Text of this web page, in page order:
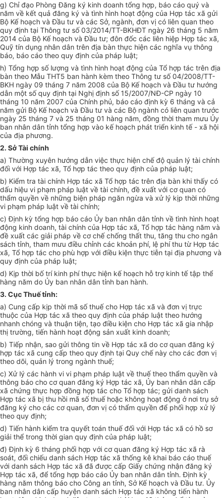
g) Chỉ đạo Phòng Đăng ký kinh doanh tổng hợp, báo cáo quý và
năm về kết quả đăng ký và tình hình hoạt động của Hợp tác xã gửi
Bộ Kế hoạch và Đầu tư và các Sở, ngành, đơn vị có liên quan theo
quy định tại Thông tư số03/2014/TT-BKHĐT ngày 26 tháng 5 năm
2014 của Bộ Kế hoạch và Đầu tư; đôn đốc các liên hiệp Hợp tác xã,
Quỹ tín dụng nhân dân trên địa bàn thực hiện các nghĩa vụ thông
báo, báo cáo theo quy định của pháp luật;
h) Tổng hợp số lượng và tình hình hoạt động của Tổ hợp tác trên địa
bàn theo Mẫu THT5 ban hành kèm theo Thông tư số04/2008/TT-
BKH ngày 09 tháng 7 năm 2008 của Bộ Kế hoạch và Đầu tư hướng
dẫn một sốquy định tại Nghị định số15/2007/NĐ-CP ngày 10
tháng 10 năm 2007 của Chính phủ, báo cáo định kỳ 6 tháng và cả
năm gửi Bộ Kế hoạch và Đầu tư và các Bộ ngành có liên quan trước
ngày 25 tháng 7 và 25 tháng 01 hàng năm, đồng thời tham mưu Ủy
ban nhân dân tỉnh tổng hợp vào kế hoạch phát triển kinh tế - xã hội
của địa phương.
2. Sở Tài chính
a) Thường xuyên hướng dẫn việc thực hiện chếđộ quản lý tài chính
đối với Hợp tác xã, Tổ hợp tác theo quy định của pháp luật;
b) Kiểm tra tài chính Hợp tác xã Tổ hợp tác trên địa bàn khi thấy có
dấu hiệu vi phạm pháp luật về tài chính, đề xuất với cơquan có
thẩm quyền về những biện pháp ngăn ngừa và xử lý kịp thời những
vi phạm pháp luật về tài chính;
c)Định kỳ tổng hợp báo cáo Ủy ban nhân dân tỉnh về tình hình hoạt
động kinh doanh, tài chính của Hợp tác xã, Tổ hợp tác hàng năm và
đề xuất các giải pháp về cơchế chống thất thu, tăng thu cho ngân
sách tỉnh, tham mưu điều chỉnh các khoản phí, lệ phí thu từ Hợp tác
xã, Tổ hợp tác cho phù hợp với điều kiện thực tiễn tại địa phương và
quy định của pháp luật;
d) Kịp thời bốtrí kinh phí thực hiện kế hoạch hỗ trợ kinh tế tập thể
hàng năm do Ủy ban nhân dân tỉnh ban hành.
3. Cục Thuế tỉnh:
a) Cung cấp kịp thời mã sốthuếcho Hợp tác xã và đơn vị trực
thuộc của Hợp tác xã theo quy định của pháp luật theo hướng
nhanh chóng và thuận tiện, tạo điều kiện cho Hợp tác xã gia nhập
thị trường, tiến hành hoạt động sản xuất kinh doanh;
b) Tiếp nhận, sao gửi thông tin về Hợp tác xã do cơquan đăng ký
hợp tác xã cung cấp theo quy định tại Quy chếnày cho các đơn vị
theo dõi, quản lý trong ngành thuế;
c) Xử lý các hành vi vi phạm pháp luật về thuếtheo thẩm quyền và
thông báo cho cơquan đăng ký Hợp tác xã, Ủy ban nhân dân cấp
xã chứng thực hợp đồng hợp tác cho Tổ hợp tác; gửi danh sách
Hợp tác xã bị thu hồi mã sốthuế hoặc không hoạt động ở nơi trụ sở
đăng ký cho các cơ quan, đơn vị có thẩm quyền để phối hợp xử lý
theo quy định;
d) Tiến hành kiểm tra quyết toán thuế đối với Hợp tác xã có hồ sơ
giải thể trong thời gian quy định của pháp luật;
đ)Định kỳ 6 tháng phối hợp với cơquan đăng ký Hợp tác xã rà
soát, đối chiếu danh sách Hợp tác xã thống kê khai báo cáo thuế
với danh sách Hợp tác xã đã được cấp Giấy chứng nhận đăng ký
Hợp tác xã, để tổng hợp báo cáo Ủy ban nhân dân tỉnh. Định kỳ
hàng năm thông báo cho Công an tỉnh, SởKế hoạch và Đầu tư. Ủy
ban nhân dân cấp huyện danh sách Hợp tác xã không tiến hành